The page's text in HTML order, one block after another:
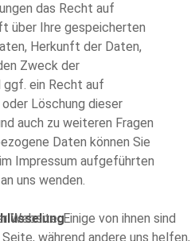
das Recht auf
über Ihre gespeicherten
Herkunft der Daten,
Zweck der
ggf. ein Recht auf
Löschung dieser
auch zu weiteren Fragen
Daten können Sie
Impressum aufgeführten
uns wenden.
Website. Einige von ihnen sind
während andere uns helfen,